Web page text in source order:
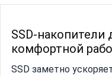
SSD-накопители
комфортной
SSD заметно